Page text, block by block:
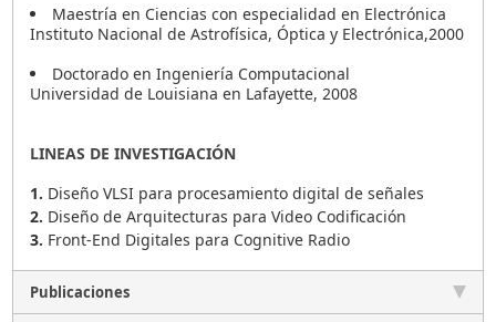
Maestrí­a en Ciencias con especialidad en Electrónica
Instituto Nacional de Astrofísica, Óptica y Electrónica,2000
Doctorado en Ingenierí­a Computacional
Universidad de Louisiana en Lafayette, 2008
LINEAS DE INVESTIGACIÓN
1. Diseño VLSI para procesamiento digital de señales
2. Diseño de Arquitecturas para Video Codificación
3. Front-End Digitales para Cognitive Radio
Publicaciones